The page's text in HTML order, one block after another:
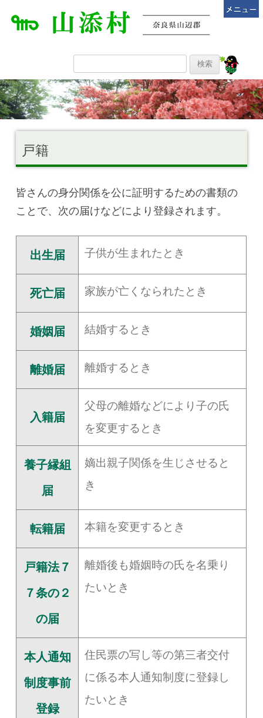
戸籍
皆さんの身分関係を公に証明するための書類の
ことで、次の届けなどにより登録されます。
出生届 子供が生まれたとき
死亡届 家族が亡くなられたとき
婚姻届 結婚するとき
離婚届 離婚するとき
入籍届
父母の離婚などにより子の氏
を変更するとき
養子縁組
届
嫡出親子関係を生じさせると
き
転籍届 本籍を変更するとき
戸籍法７
７条の２
の届
離婚後も婚姻時の氏を名乗り
たいとき
本人通知
制度事前
登録
住民票の写し等の第三者交付
に係る本人通知制度に登録し
たいとき